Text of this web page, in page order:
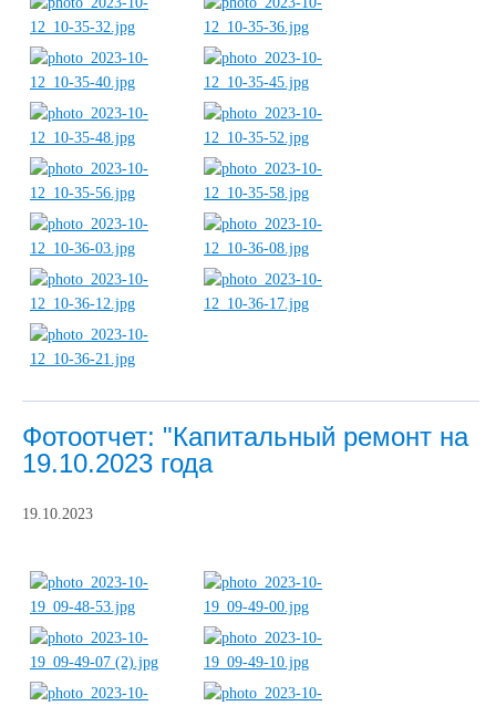
Фотоотчет: "Капитальный ремонт на
19.10.2023 года
19.10.2023